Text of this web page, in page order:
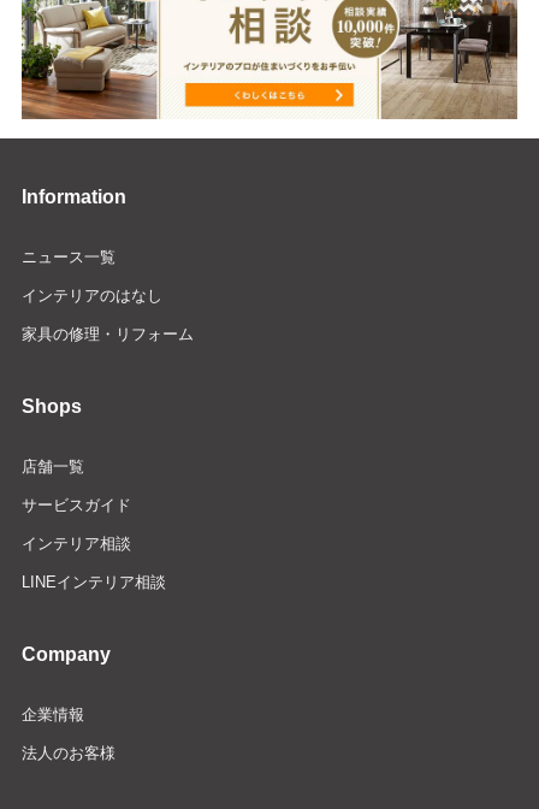
Information
ニュース一覧
インテリアのはなし
家具の修理・リフォーム
Shops
店舗一覧
サービスガイド
インテリア相談
LINEインテリア相談
Company
企業情報
法人のお客様